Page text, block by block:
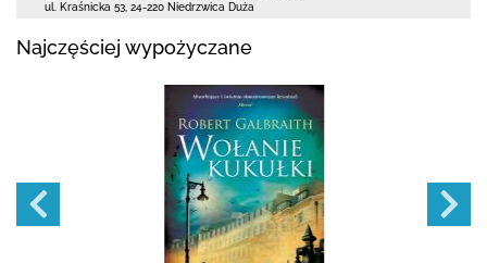
ul. Kraśnicka 53 24-220 Niedrzwica Duża
Najczęściej wypożyczane